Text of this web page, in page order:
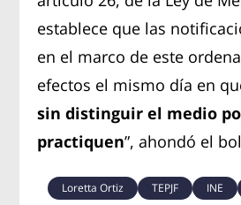
establece que las
en el marco de este
efectos el mismo día en
sin distinguir el medio
practiquen”, ahondó el
Loretta Ortiz TEPJF INE